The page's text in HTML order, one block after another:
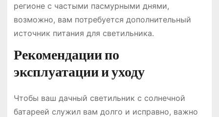
регионе с частыми пасмурными днями,
возможно, вам потребуется дополнительный
источник питания для светильника․
Рекомендации по
эксплуатации и уходу
Чтобы ваш дачный светильник с солнечной
батареей служил вам долго и исправно, важно